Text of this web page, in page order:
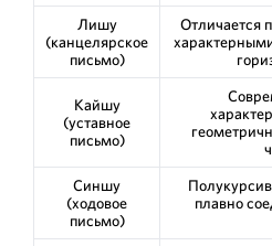
Лишу
(канцелярское
письмо)
Отличается
Кайшу
(уставное
письмо)
Синшу
(ходовое
письмо)
плавно